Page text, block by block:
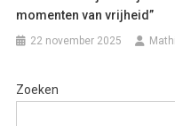
momenten van vrijheid”
22 november 2025
Zoeken